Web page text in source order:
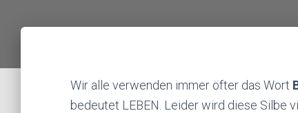
Wir alle verwenden immer öfter das Wort
bedeutet LEBEN. Leider wird diese Silbe